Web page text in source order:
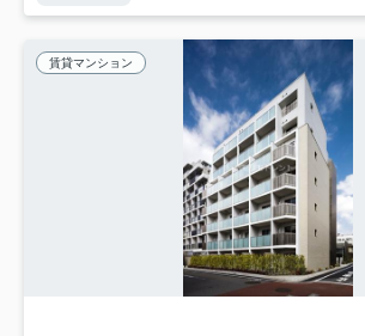
賃貸マンション